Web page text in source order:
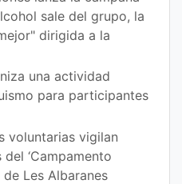
sale del grupo, la
dirigida a la
una actividad
para participantes
voluntarias vigilan
‘Campamento
Les Albaranes